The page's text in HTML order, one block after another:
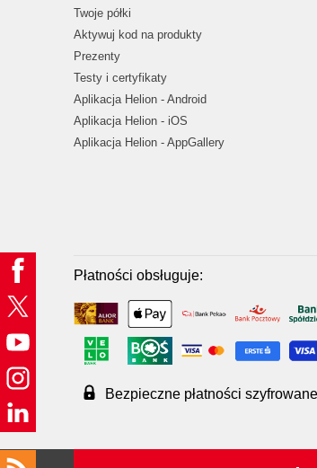
Twoje półki
Aktywuj kod na produkty
Prezenty
Testy i certyfikaty
Aplikacja Helion - Android
Aplikacja Helion - iOS
Aplikacja Helion - AppGallery
Płatności obsługuje:
Bezpieczne płatności